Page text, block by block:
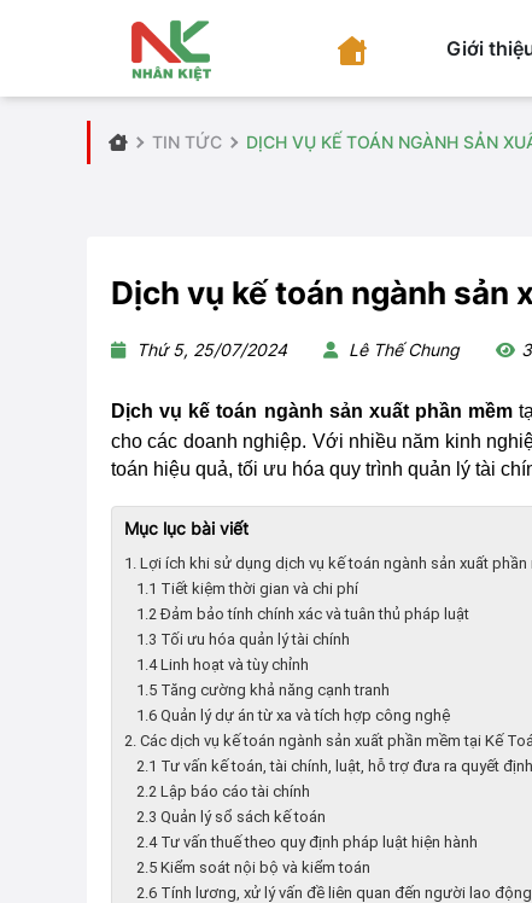
Giới
TIN TỨC DỊCH VỤ KẾ TOÁN NGÀNH SẢN
Dịch vụ kế toán ngành sản
Thứ 5, 25/07/2024 Lê Thế Chung
Dịch vụ kế toán ngành sản xuất phần mềm
cho các doanh nghiệp. Với nhiều năm kinh
toán hiệu quả, tối ưu hóa quy trình quản lý tài
Mục lục bài viết
1. Lợi ích khi sử dụng dịch vụ kế toán ngành sản xuất phần
1.1 Tiết kiệm thời gian và chi phí
1.2 Đảm bảo tính chính xác và tuân thủ pháp luật
1.3 Tối ưu hóa quản lý tài chính
1.4 Linh hoạt và tùy chỉnh
1.5 Tăng cường khả năng cạnh tranh
1.6 Quản lý dự án từ xa và tích hợp công nghệ
2. Các dịch vụ kế toán ngành sản xuất phần mềm tại Kế
2.1 Tư vấn kế toán, tài chính, luật, hỗ trợ đưa ra quyết
2.2 Lập báo cáo tài chính
2.3 Quản lý sổ sách kế toán
2.4 Tư vấn thuế theo quy định pháp luật hiện hành
2.5 Kiểm soát nội bộ và kiểm toán
2.6 Tính lương, xử lý vấn đề liên quan đến người lao động